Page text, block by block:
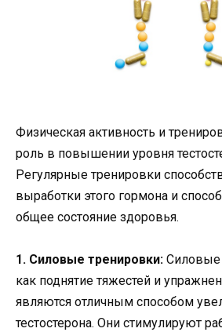
Физическая активность и
роль в повышении уровня
Регулярные тренировки
выработки этого гормона и
общее состояние здоровья.
1. Силовые тренировки: Силовые
как поднятие тяжестей и
являются отличным способом
тестостерона. Они стимулируют